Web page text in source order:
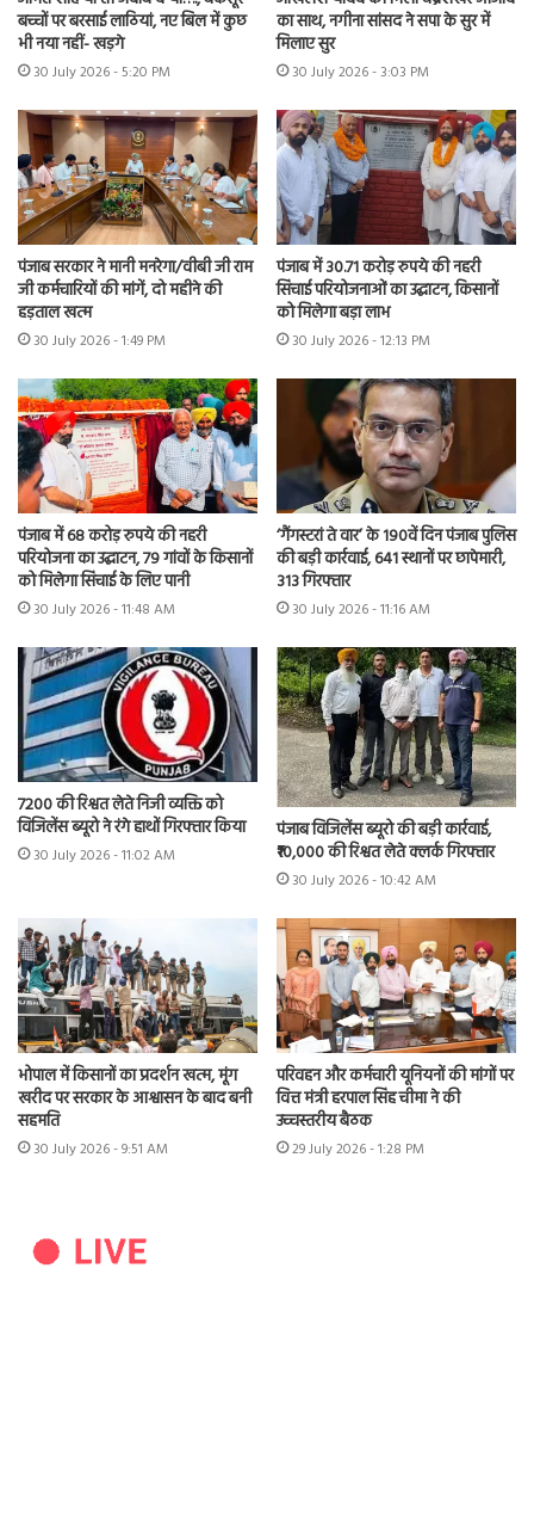
बच्चों पर बरसाई लाठियां, नए बिल में कुछ
भी नया नहीं- खड़गे
30 July 2026 - 5:20 PM
का साथ, नगीना सांसद ने सपा के सुर में
मिलाए सुर
30 July 2026 - 3:03 PM
पंजाब सरकार ने मानी मनरेगा/वीबी जी राम
जी कर्मचारियों की मांगें, दो महीने की
हड़ताल खत्म
30 July 2026 - 1:49 PM
पंजाब में 30.71 करोड़ रुपये की नहरी
सिंचाई परियोजनाओं का उद्घाटन, किसानों
को मिलेगा बड़ा लाभ
30 July 2026 - 12:13 PM
पंजाब में 68 करोड़ रुपये की नहरी
परियोजना का उद्घाटन, 79 गांवों के किसानों
को मिलेगा सिंचाई के लिए पानी
30 July 2026 - 11:48 AM
‘गैंगस्टरां ते वार’ के 190वें दिन पंजाब पुलिस
की बड़ी कार्रवाई, 641 स्थानों पर छापेमारी,
313 गिरफ्तार
30 July 2026 - 11:16 AM
7200 की रिश्वत लेते निजी व्यक्ति को
विजिलेंस ब्यूरो ने रंगे हाथों गिरफ्तार किया
30 July 2026 - 11:02 AM
पंजाब विजिलेंस ब्यूरो की बड़ी कार्रवाई,
₹10,000 की रिश्वत लेते क्लर्क गिरफ्तार
30 July 2026 - 10:42 AM
भोपाल में किसानों का प्रदर्शन खत्म, मूंग
खरीद पर सरकार के आश्वासन के बाद बनी
सहमति
30 July 2026 - 9:51 AM
परिवहन और कर्मचारी यूनियनों की मांगों पर
वित्त मंत्री हरपाल सिंह चीमा ने की
उच्चस्तरीय बैठक
29 July 2026 - 1:28 PM